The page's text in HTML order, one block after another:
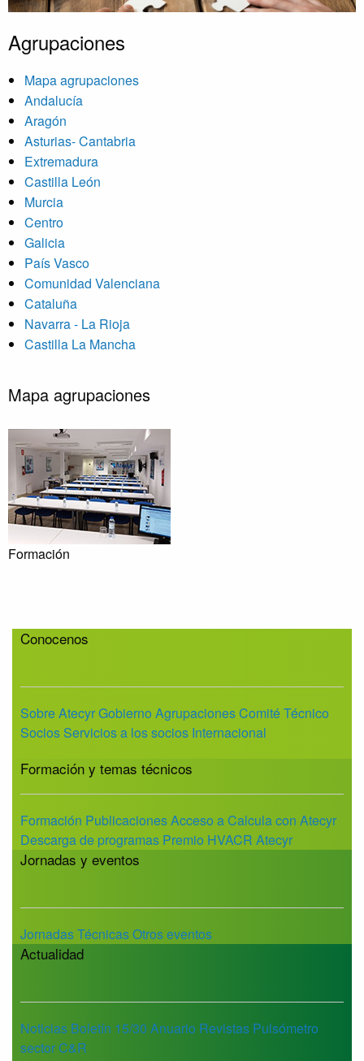
Agrupaciones
Mapa agrupaciones
Andalucía
Aragón
Asturias- Cantabria
Extremadura
Castilla León
Murcia
Centro
Galicia
País Vasco
Comunidad Valenciana
Cataluña
Navarra - La Rioja
Castilla La Mancha
Mapa agrupaciones
Formación
Conocenos
Sobre AtecyrGobierno AgrupacionesComité Técnico
Socios Servicios a los socios Internacional
Formación y temas técnicos
Formación PublicacionesAcceso a Calcula con Atecyr
Descarga de programas Premio HVACR Atecyr
Jornadas y eventos
Jornadas TécnicasOtros eventos
Actualidad
Noticias Boletín 15/30 Anuario Revistas Pulsómetro
sector C&R